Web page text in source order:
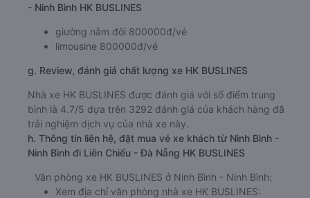
- Ninh Bình HK BUSLINES
giường nằm đôi 800000đ/vé
limousine 800000đ/vé
g. Review, đánh giá chất lượng xe HK BUSLINES
Nhà xe HK BUSLINES được đánh giá với số điểm trung
bình là 4.7/5 dựa trên 3292 đánh giá của khách hàng đã
trải nghiệm dịch vụ của nhà xe này.
h. Thông tin liên hệ, đặt mua vé xe khách từ Ninh Bình -
Ninh Bình đi Liên Chiểu - Đà Nẵng HK BUSLINES
Văn phòng xe HK BUSLINES ở Ninh Bình - Ninh Bình:
Xem địa chỉ văn phòng nhà xe HK BUSLINES: